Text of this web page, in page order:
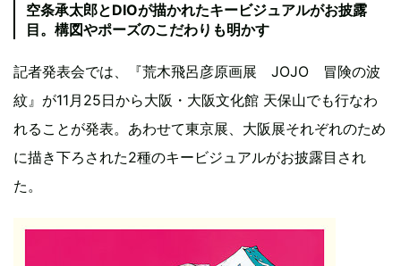
空条承太郎とDIOが描かれたキービジュアルがお披露
目。構図やポーズのこだわりも明かす
記者発表会では、『荒木飛呂彦原画展 JOJO 冒険の波
紋』が11月25日から大阪・大阪文化館 天保山でも行なわ
れることが発表。あわせて東京展、大阪展それぞれのため
に描き下ろされた2種のキービジュアルがお披露目され
た。